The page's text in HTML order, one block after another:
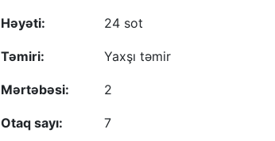
Həyəti: 24 sot
Təmiri: Yaxşı təmir
Mərtəbəsi: 2
Otaq sayı: 7